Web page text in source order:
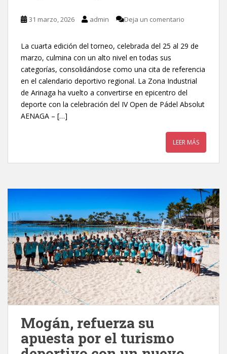
31 marzo, 2026 admin Deja un comentario
La cuarta edición del torneo, celebrada del 25 al 29 de
marzo, culmina con un alto nivel en todas sus
categorías, consolidándose como una cita de referencia
en el calendario deportivo regional. La Zona Industrial
de Arinaga ha vuelto a convertirse en epicentro del
deporte con la celebración del IV Open de Pádel Absolut
AENAGA – […]
LEER MÁS
Mogán, refuerza su
apuesta por el turismo